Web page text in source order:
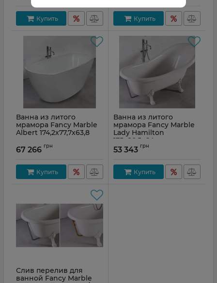
Купить Купить
Ванна из литого
мрамора Fancy Marble
Albert 174,2x77,7x63,8
67 266 грн
Купить
Ванна из литого
мрамора Fancy Marble
Lady Hamilton
175x80,5x64
53 343 грн
Купить
Слив перелив для
ванной Fancy Marble